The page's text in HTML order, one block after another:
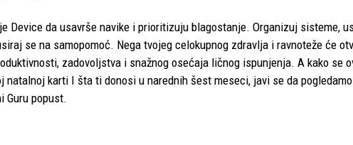
Device da usavrše navike i prioritizuju blagostanje. Organizuj sisteme,
se na samopomoć. Nega tvojeg celokupnog zdravlja i ravnoteže će
zadovoljstva i snažnog osećaja ličnog ispunjenja. A kako se
natalnoj karti I šta ti donosi u narednih šest meseci, javi se da
Guru popust.